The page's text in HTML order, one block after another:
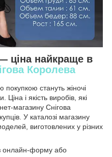
ціна найкраще в
Королева
стануть жіночі
і якість виробів, які
магазину Снігова
У каталозі магазину
виготовлених у різних
онлайн-форму або